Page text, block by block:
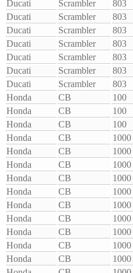
Ducati
Scrambler 803
Ducati
Scrambler 803
Ducati
Scrambler 803
Ducati
Scrambler 803
Ducati
Scrambler 803
Ducati
Scrambler 803
Ducati
Scrambler 803
Honda
CB 100
Honda
CB 100
Honda
CB 100
Honda
CB 1000
Honda
CB 1000
Honda
CB 1000
Honda
CB 1000
Honda
CB 1000
Honda
CB 1000
Honda
CB 1000
Honda
CB 1000
Honda
CB 1000
Honda
CB 1000